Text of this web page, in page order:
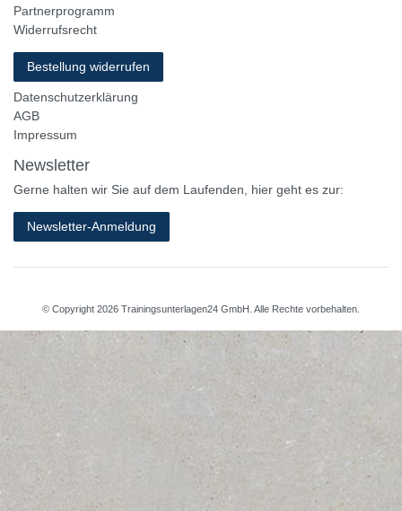
Partnerprogramm
Widerrufsrecht
Bestellung widerrufen
Datenschutzerklärung
AGB
Impressum
Newsletter
Gerne halten wir Sie auf dem Laufenden, hier geht es zur:
Newsletter-Anmeldung
© Copyright 2026 Trainingsunterlagen24 GmbH. Alle Rechte vorbehalten.